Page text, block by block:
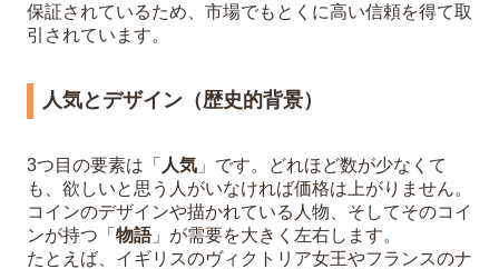
保証されているため、市場でもとくに高い信頼を得て取
引されています。
人気とデザイン（歴史的背景）
3つ目の要素は「 人気 」です。どれほど数が少なくて
も、欲しいと思う人がいなければ価格は上がりません。
コインのデザインや描かれている人物、そしてそのコイ
ンが持つ「 物語」が需要を大きく左右します。
たとえば、イギリスのヴィクトリア女王やフランスのナ